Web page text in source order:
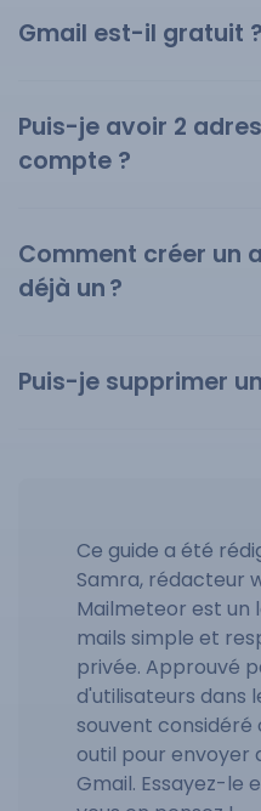
Gmail est-il gratuit ?
Puis-je avoir 2
compte ?
Comment créer un
déjà un ?
Puis-je supprimer
Ce guide a été
Samra, rédacteur
Mailmeteor est un
mails simple et
privée. Approuvé
d'utilisateurs dans
souvent
outil pour envoyer
Gmail. Essayez-le